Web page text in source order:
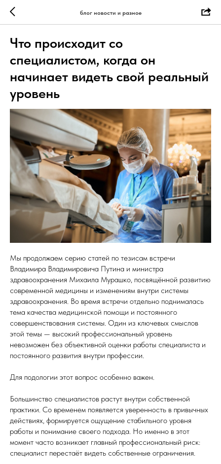
блог новости и разное
Что происходит со
специалистом, когда он
начинает видеть свой реальный
уровень
Мы продолжаем серию статей по тезисам встречи
Владимира Владимировича Путина и министра
здравоохранения Михаила Мурашко, посвящённой развитию
современной медицины и изменениям внутри системы
здравоохранения. Во время встречи отдельно поднималась
тема качества медицинской помощи и постоянного
совершенствования системы. Один из ключевых смыслов
этой темы — высокий профессиональный уровень
невозможен без объективной оценки работы специалиста и
постоянного развития внутри профессии.
Для подологии этот вопрос особенно важен.
Большинство специалистов растут внутри собственной
практики. Со временем появляется уверенность в привычных
действиях, формируется ощущение стабильного уровня
работы и понимание своего подхода. Но именно в этот
момент часто возникает главный профессиональный риск:
специалист перестаёт видеть собственные ограничения.